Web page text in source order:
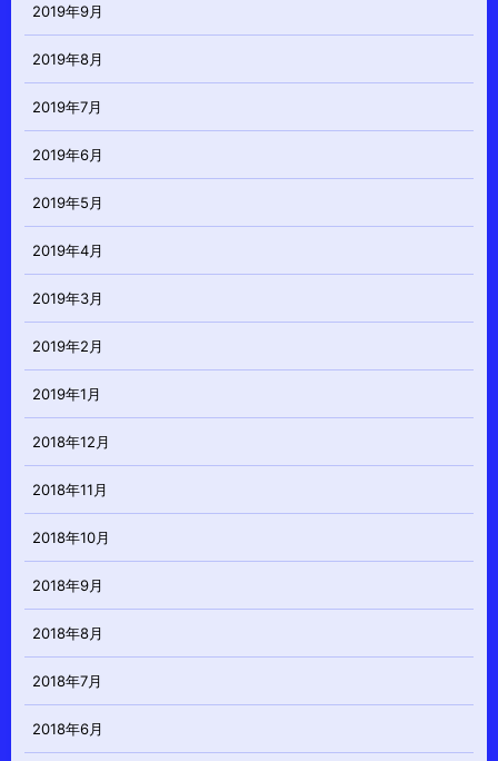
2019年9月
2019年8月
2019年7月
2019年6月
2019年5月
2019年4月
2019年3月
2019年2月
2019年1月
2018年12月
2018年11月
2018年10月
2018年9月
2018年8月
2018年7月
2018年6月